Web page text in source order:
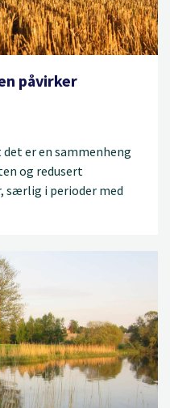
påvirker
det er en sammenheng
og redusert
særlig i perioder med